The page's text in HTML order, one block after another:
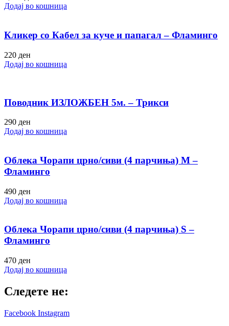
Додај во кошница
Кликер со Кабел за куче и папагал – Фламинго
220 ден
Додај во кошница
Поводник ИЗЛОЖБЕН 5м. – Трикси
290 ден
Додај во кошница
Облека Чорапи црно/сиви (4 парчиња) M –
Фламинго
490 ден
Додај во кошница
Облека Чорапи црно/сиви (4 парчиња) S –
Фламинго
470 ден
Додај во кошница
Следете не:
Facebook Instagram